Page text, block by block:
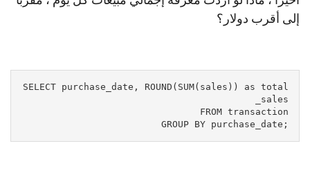
إلى أقرب دولار؟
SELECT purchase_date, ROUND(SUM(sales)) as total
;GROUP BY purchase_date